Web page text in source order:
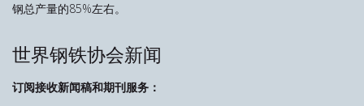
钢总产量的85%左右。
世界钢铁协会新闻
订阅接收新闻稿和期刊服务：